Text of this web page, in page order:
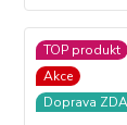
TOP produkt
Akce
Doprava